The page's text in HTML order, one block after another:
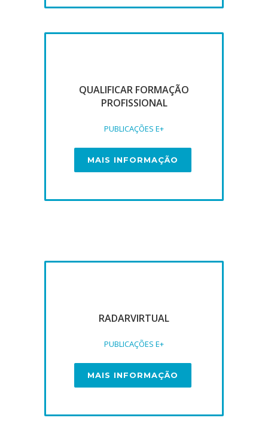
QUALIFICAR FORMAÇÃO
PROFISSIONAL
PUBLICAÇÕES E+
MAIS INFORMAÇÃO
RADARVIRTUAL
PUBLICAÇÕES E+
MAIS INFORMAÇÃO